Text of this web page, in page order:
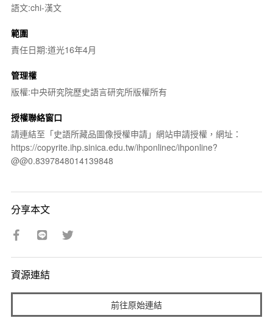
語文:chi-漢文
範圍
責任日期:道光16年4月
管理權
版權:中央研究院歷史語言研究所版權所有
授權聯絡窗口
請連結至「史語所藏品圖像授權申請」網站申請授權，網址：
https://copyrite.ihp.sinica.edu.tw/ihponlinec/ihponline?
@@0.8397848014139848
分享本文
資源連結
前往原始連結